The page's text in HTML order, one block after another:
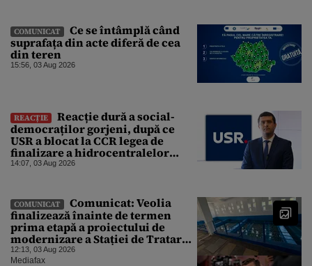
COMUNICAT
Ce se întâmplă când
suprafața din acte diferă de cea
din teren
15:56, 03 Aug 2026
REACȚIE
Reacție dură a social-
democraților gorjeni, după ce
USR a blocat la CCR legea de
finalizare a hidrocentralelor
abandonate. „Nu ne-ar surprinde
abătut o cupolă de foc”
14:07, 03 Aug 2026
COMUNICAT
Comunicat: Veolia
finalizează înainte de termen
prima etapă a proiectului de
modernizare a Stației de Tratare a
Apei Potabile Cerbureni
12:13, 03 Aug 2026
Mediafax